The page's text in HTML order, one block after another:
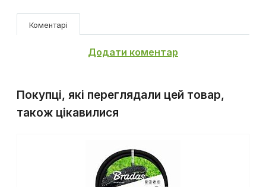
Коментарі
Додати коментар
Покупці, які переглядали цей товар,
також цікавилися